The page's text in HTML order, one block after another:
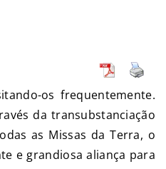
os frequentemente.
da transubstanciação
as Missas da Terra, o
e grandiosa aliança para